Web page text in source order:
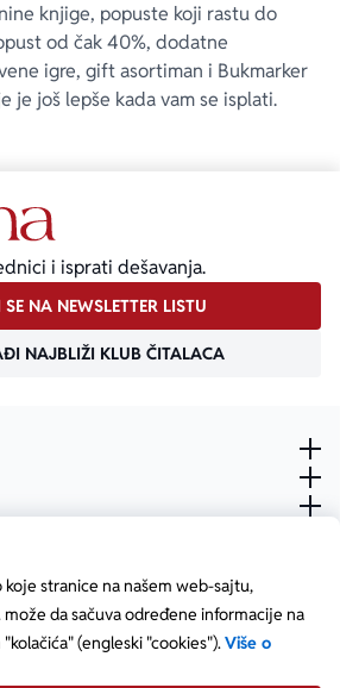
stranice na našem web-sajtu,
može da sačuva određene informacije na
(engleski "cookies").Više o
knjige, popuste koji rastu do
od čak 40%, dodatne
igre, gift asortiman i Bukmarker
je još lepše kada vam se isplati.
i isprati dešavanja.
NA NEWSLETTER LISTU
NAJBLIŽI KLUB ČITALACA